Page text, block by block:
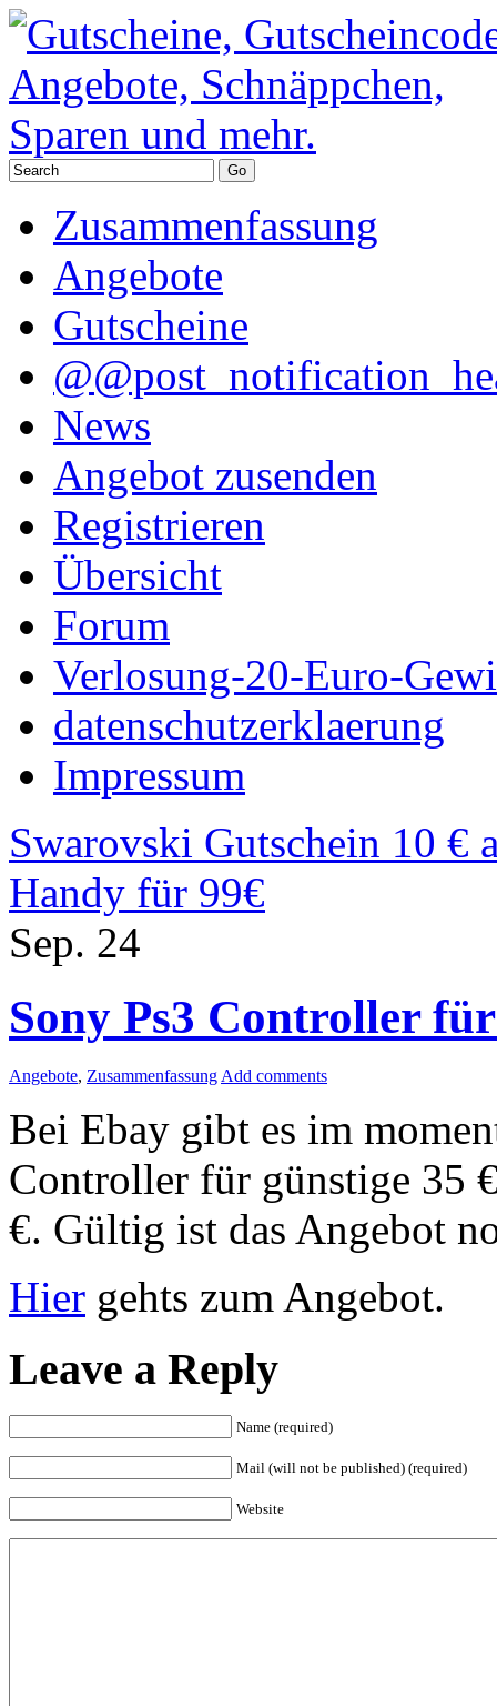
Zusammenfassung
Angebote
Gutscheine
News
Angebot zusenden
Registrieren
Übersicht
Forum
Verlosung-20-Euro-
datenschutzerklaerung
Impressum
Swarovski Gutschein 10 €
Handy für 99€
Sep. 24
Sony Ps3 Controller
Angebote, Zusammenfassung Add comments
Bei Ebay gibt es im
Controller für günstige 35
€. Gültig ist das Angebot
Hier gehts zum Angebot.
Leave a Reply
Name (required)
Mail (will not be published) (required)
Website